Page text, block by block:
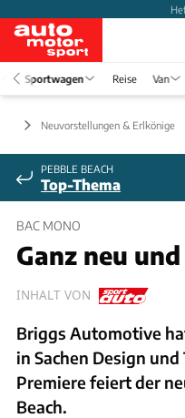
Sportwagen Reise Van
Neuvorstellungen & Erlkönige
PEBBLE BEACH
Top-Thema
BAC MONO
Ganz neu
INHALT VON
Briggs Automotive
in Sachen Design
Premiere feiert der
Beach.